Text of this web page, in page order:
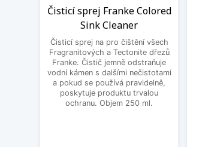
Čisticí sprej Franke Colored
Sink Cleaner
Čisticí sprej na pro čištění všech
Fragranitových a Tectonite dřezů
Franke. Čistič jemně odstraňuje
vodní kámen s dalšími nečistotami
a pokud se používá pravidelně,
poskytuje produktu trvalou
ochranu. Objem 250 ml.